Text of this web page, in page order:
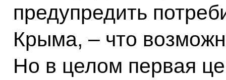
предупредить
Крыма, – что
Но в целом первая